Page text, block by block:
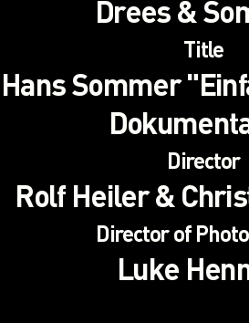
Drees &
Title
Hans Sommer
Director
Rolf Heiler &
Director of
Luke